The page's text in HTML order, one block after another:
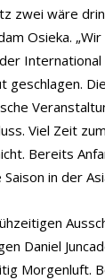
zwei wäre
Osieka.
International
geschlagen.
Viel Zeit
Bereits
in der
Daniel
Morgenluft.